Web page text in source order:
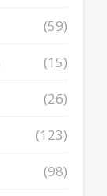
(59)
(15)
(26)
(123)
(98)